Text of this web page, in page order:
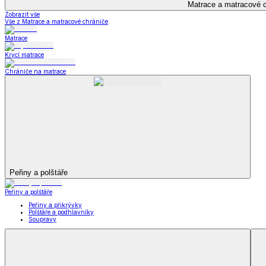
Kuchyňský a jídelní textil
Kuchyňský a jídelní textil
Kuchyňské zástěry a chňapky
Utěrky
Ubrusy a prostírání
Zobrazit vše
Vše z Kuchyňský a jídelní textil
Kuchyňské zástěry a chňapky
Utěrky